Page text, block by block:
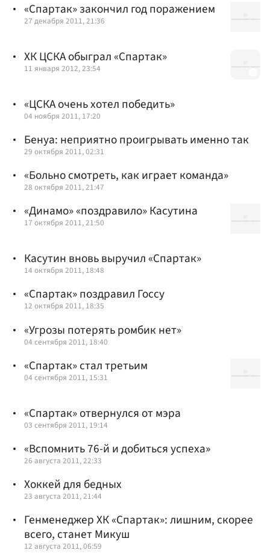
«Спартак» закончил год поражением
27 декабря 2011, 21:36
ХК ЦСКА обыграл «Спартак»
11 января 2012, 23:54
«ЦСКА очень хотел победить»
04 ноября 2011, 17:20
Бенуа: неприятно проигрывать именно так
29 октября 2011, 02:31
«Больно смотреть, как играет команда»
28 октября 2011, 21:47
«Динамо» «поздравило» Касутина
17 октября 2011, 21:50
Касутин вновь выручил «Спартак»
14 октября 2011, 18:48
«Спартак» поздравил Госсу
12 октября 2011, 18:35
«Угрозы потерять ромбик нет»
04 сентября 2011, 18:40
«Спартак» стал третьим
04 сентября 2011, 15:31
«Спартак» отвернулся от мэра
03 сентября 2011, 19:14
«Вспомнить 76-й и добиться успеха»
26 августа 2011, 22:33
Хоккей для бедных
23 августа 2011, 21:44
Генменеджер ХК «Спартак»: лишним, скорее
всего, станет Микуш
12 августа 2011, 06:59